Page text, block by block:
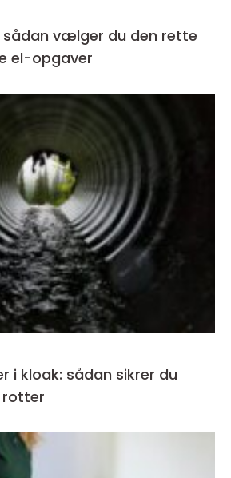
el-opgaver
i kloak: sådan sikrer du
rotter